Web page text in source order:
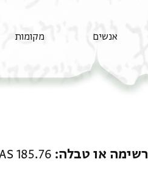
אנשים מקומות
רשימה או טבלה 185.76